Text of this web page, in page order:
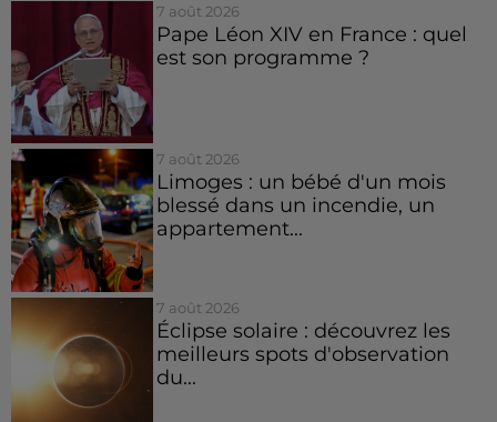
7 août 2026
Pape Léon XIV en France : quel
est son programme ?
7 août 2026
Limoges : un bébé d'un mois
blessé dans un incendie, un
appartement...
7 août 2026
Éclipse solaire : découvrez les
meilleurs spots d'observation
du...